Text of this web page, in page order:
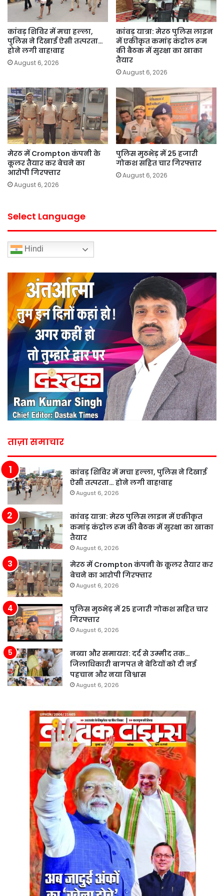
कांवड़ शिविर में मचा हल्ला,
पुलिस ने दिखाई ऐसी तत्परता…
होने लगी वाह!वाह
August 6, 2026
कांवड़ यात्रा: मेरठ पुलिस लाइन
में एकीकृत कमांड़ कंट्रोल रूम
की बैठक में सुरक्षा का खाका
तैयार
August 6, 2026
मेरठ में Crompton कंपनी के
कूलर तैयार कर बेचने का
आरोपी गिरफ्तार
August 6, 2026
पुलिस मुठभेड़ में 25 हजारी
गोकश सहित चार गिरफ्तार
August 6, 2026
Select Language
Hindi
ताज़ा समाचार
कांवड़ शिविर में मचा हल्ला, पुलिस ने दिखाई
ऐसी तत्परता… होने लगी वाह!वाह
August 6, 2026
कांवड़ यात्रा: मेरठ पुलिस लाइन में एकीकृत
कमांड़ कंट्रोल रूम की बैठक में सुरक्षा का खाका
तैयार
August 6, 2026
मेरठ में Crompton कंपनी के कूलर तैयार कर
बेचने का आरोपी गिरफ्तार
August 6, 2026
पुलिस मुठभेड़ में 25 हजारी गोकश सहित चार
गिरफ्तार
August 6, 2026
नव्या और समायरा: दर्द से उम्मीद तक…
जिलाधिकारी बागपत ने बेटियों को दी नई
पहचान और नया विश्वास
August 6, 2026